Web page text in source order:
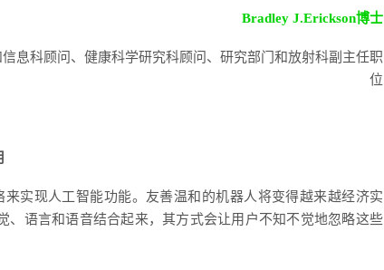
Bradley J.Erickson博士
息科顾问、健康科学研究科顾问、研究部门和放射科副主任职
位
实现人工智能功能。友善温和的机器人将变得越来越经济实
、语言和语音结合起来，其方式会让用户不知不觉地忽略这些